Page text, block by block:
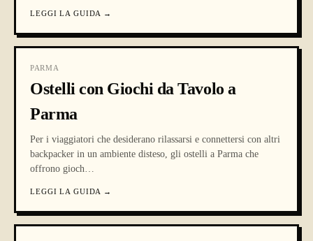
LEGGI LA GUIDA →
PARMA
Ostelli con Giochi da Tavolo a
Parma
Per i viaggiatori che desiderano rilassarsi e connettersi con altri
backpacker in un ambiente disteso, gli ostelli a Parma che
offrono gioch…
LEGGI LA GUIDA →